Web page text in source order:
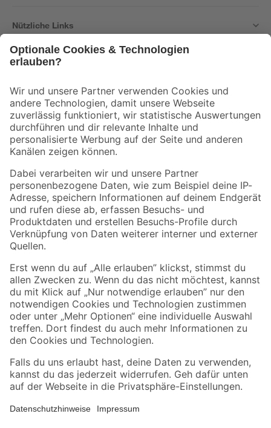
Nützliche Links
Der toom Newsletter: Keine Angebote und Aktionen mehr verpassen!
Zur Newsletter Anmeldung
Folge uns
Zahlungsarten Versandarten
Sicher einkaufen
Jetzt die toom-App herunterladen
Alle Preisangaben in EUR inkl. gesetzl. MwSt.. Die dargestellten Angebote sind unter
Umständen nicht in allen Märkten verfügbar. Die angegebenen Verfügbarkeiten beziehen
Produkte nur solange der Vorrat reicht.
*Paketversand ab 59 € versandkostenfrei, gilt nicht für Artikel mit Speditionsversand, hier